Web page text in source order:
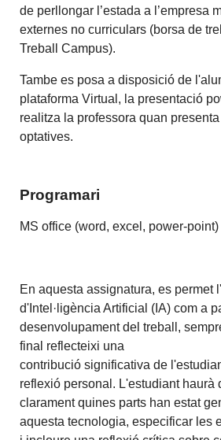
de perllongar l’estada a l’empresa
externes no curriculars (borsa de
Treball Campus).
Tambe es posa a disposició de
plataforma Virtual, la presentació
realitza la professora quan
optatives.
Programari
MS office (word, excel, power-point)
En aquesta assignatura, es permet
d'Intel·ligència Artificial (IA) com a
desenvolupament del treball,
final reflecteixi una
contribució significativa de
reflexió personal. L'estudiant haurà
clarament quines parts han estat
aquesta tecnologia, especificar les